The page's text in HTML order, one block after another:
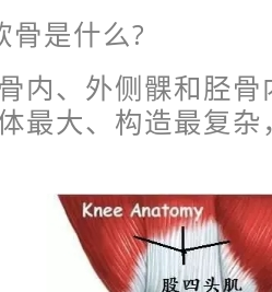
骨是什么?
内、外侧髁和胫
最大、构造最复